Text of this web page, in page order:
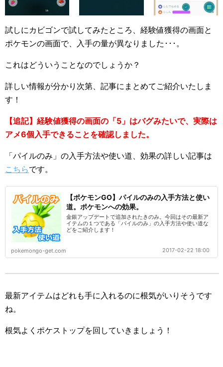
試しにカビゴンで試してみたところ、経験値獲得の画面と
ポケモンの画面で、入手の量が異なりました･･･。
これはどういうことなのでしょうか？
詳しい情報が分かり次第、記事にまとめてご紹介いたしま
す！
【追記】経験値獲得の画面の「5」はバグみたいで、実際は
アメ6個入手できることを確認しました。
「パイルのみ」の入手方法や使い道、効果の詳しい記事は
こちらです。
【ポケモンGO】パイルのみの入手方法と使い
道。ポケモンへの効果。
金銀アップデートで追加されたきのみ。今回はその最新ア
イテムの１つである「パイルのみ」の入手方法や使い道な
どをご紹介します！
pokemongo-get.com 2017-02-22 18:00
最新アイテムはどれも手に入れるのに根気がいりそうです
ね。
根気よくポケストップを回していきましょう！